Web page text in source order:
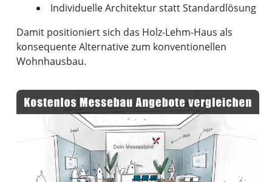
Individuelle Architektur statt Standardlösung
Damit positioniert sich das Holz-Lehm-Haus als
konsequente Alternative zum konventionellen
Wohnhausbau.